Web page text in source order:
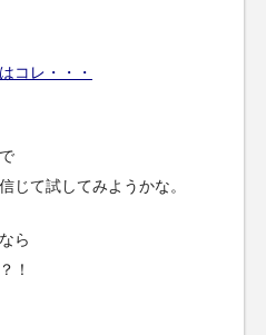
コレ・・・
じて試してみようかな。
ら
！